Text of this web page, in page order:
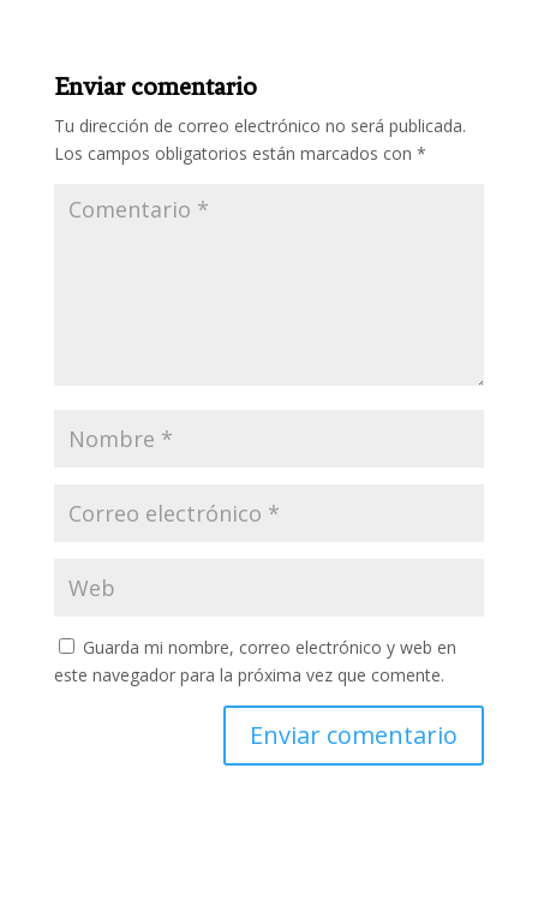
Enviar comentario
Tu dirección de correo electrónico no será publicada.
Los campos obligatorios están marcados con *
Guarda mi nombre, correo electrónico y web en
este navegador para la próxima vez que comente.